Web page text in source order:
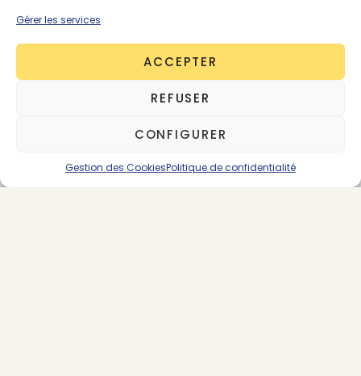
Gérer les services
ACCEPTER
REFUSER
CONFIGURER
Gestion des CookiesPolitique de confidentialité
About the Author
Claire Roussel